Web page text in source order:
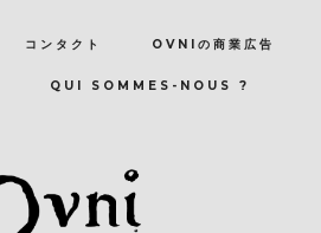
コンタクト OVNIの商業広告
QUI SOMMES-NOUS ?